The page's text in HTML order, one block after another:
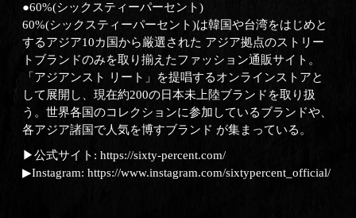
●60%(シックスティーパーセント)
60%(シックスティーパーセント)は韓国や台湾をはじめと
するアジア10カ国から厳選された アジア拠点のストリー
トブランドのみを取り揃えたファッション通販サイト。
「アジアンスト リート」を提唱するオンラインストアと
して展開し、現在約200の日本未上陸ブランドを取り扱
う。世界各国のコレクションに参加しているブランドや、
各アジア諸国で人気を博すブランド が集まっている。
▶公式サイト: https://sixty-percent.com/
▶Instagram: https://www.instagram.com/sixtypercent_official/